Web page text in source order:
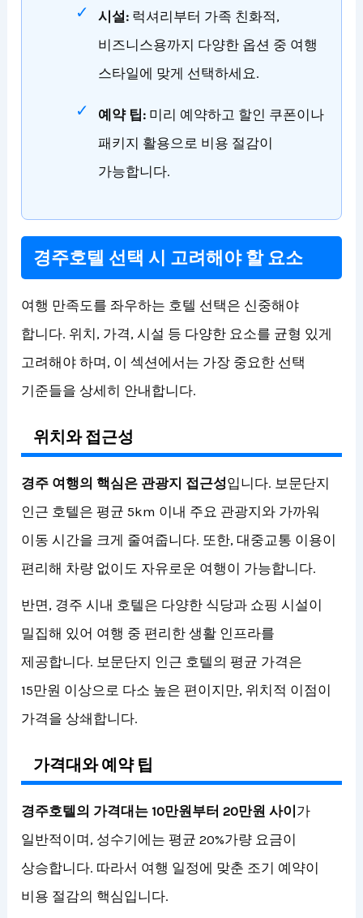
시설: 럭셔리부터 가족 친화적,
비즈니스용까지 다양한 옵션 중 여행
스타일에 맞게 선택하세요.
예약 팁: 미리 예약하고 할인 쿠폰이나
패키지 활용으로 비용 절감이
가능합니다.
경주호텔 선택 시 고려해야 할 요소
여행 만족도를 좌우하는 호텔 선택은 신중해야
합니다. 위치, 가격, 시설 등 다양한 요소를 균형 있게
고려해야 하며, 이 섹션에서는 가장 중요한 선택
기준들을 상세히 안내합니다.
위치와 접근성
경주 여행의 핵심은 관광지 접근성입니다. 보문단지
인근 호텔은 평균 5km 이내 주요 관광지와 가까워
이동 시간을 크게 줄여줍니다. 또한, 대중교통 이용이
편리해 차량 없이도 자유로운 여행이 가능합니다.
반면, 경주 시내 호텔은 다양한 식당과 쇼핑 시설이
밀집해 있어 여행 중 편리한 생활 인프라를
제공합니다. 보문단지 인근 호텔의 평균 가격은
15만원 이상으로 다소 높은 편이지만, 위치적 이점이
가격을 상쇄합니다.
가격대와 예약 팁
경주호텔의 가격대는 10만원부터 20만원 사이가
일반적이며, 성수기에는 평균 20%가량 요금이
상승합니다. 따라서 여행 일정에 맞춘 조기 예약이
비용 절감의 핵심입니다.